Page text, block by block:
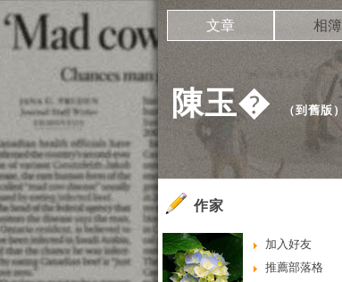
陳玉� （到舊版 ）
文章 相簿
作家
加入好友
推薦部落格